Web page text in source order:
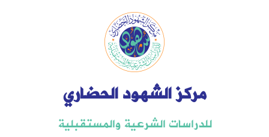
مركز الشهود الحضاري
للدراسات الشرعية والمستقبلية